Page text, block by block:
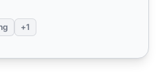
+1